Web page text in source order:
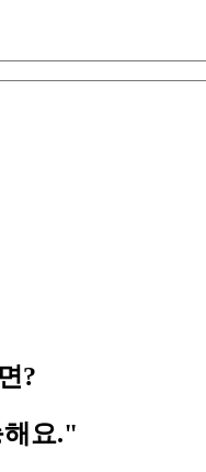
?
해요."